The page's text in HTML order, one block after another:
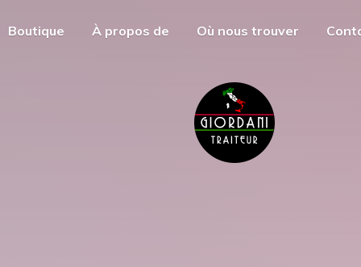
Boutique À propos de Où nous trouver